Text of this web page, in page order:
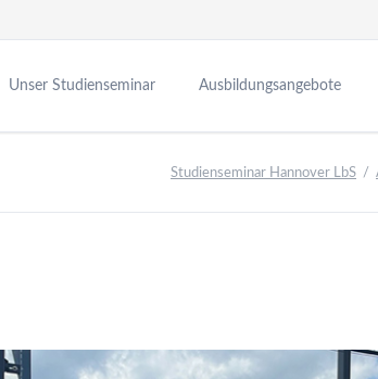
Unser Studienseminar
Förderverein
Ausbildungsangebote
Seminarzeiten
Zusatzqualifikationen
Studienseminar Hannover LbS